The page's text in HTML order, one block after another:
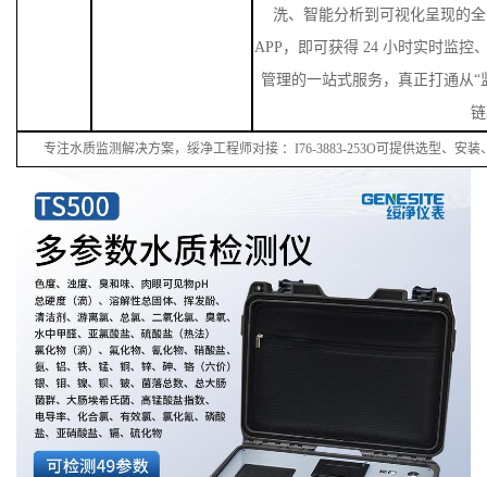
洗、智能分析到可视化呈现的
APP，即可获得 24 小时实时监控
管理的一站式服务，真正打通从“
专注水质监测解决方案，绥净工程师对接 ：I76-3883-253O可提供选型、安装